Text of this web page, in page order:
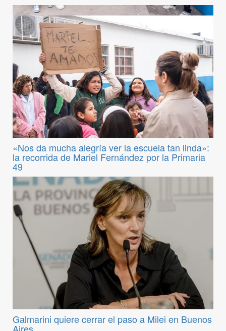
«Nos da mucha alegría ver la escuela tan linda»:
la recorrida de Mariel Fernández por la Primaria
49
Galmarini quiere cerrar el paso a Milei en Buenos
Aires